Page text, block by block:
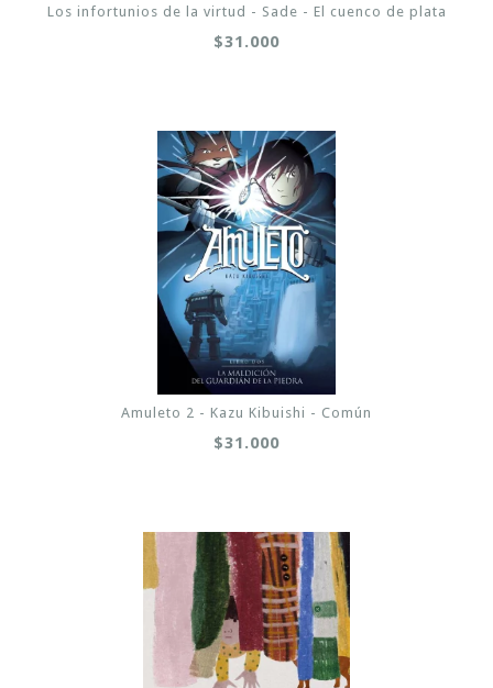
Los infortunios de la virtud - Sade - El cuenco de plata
$31.000
Amuleto 2 - Kazu Kibuishi - Común
$31.000